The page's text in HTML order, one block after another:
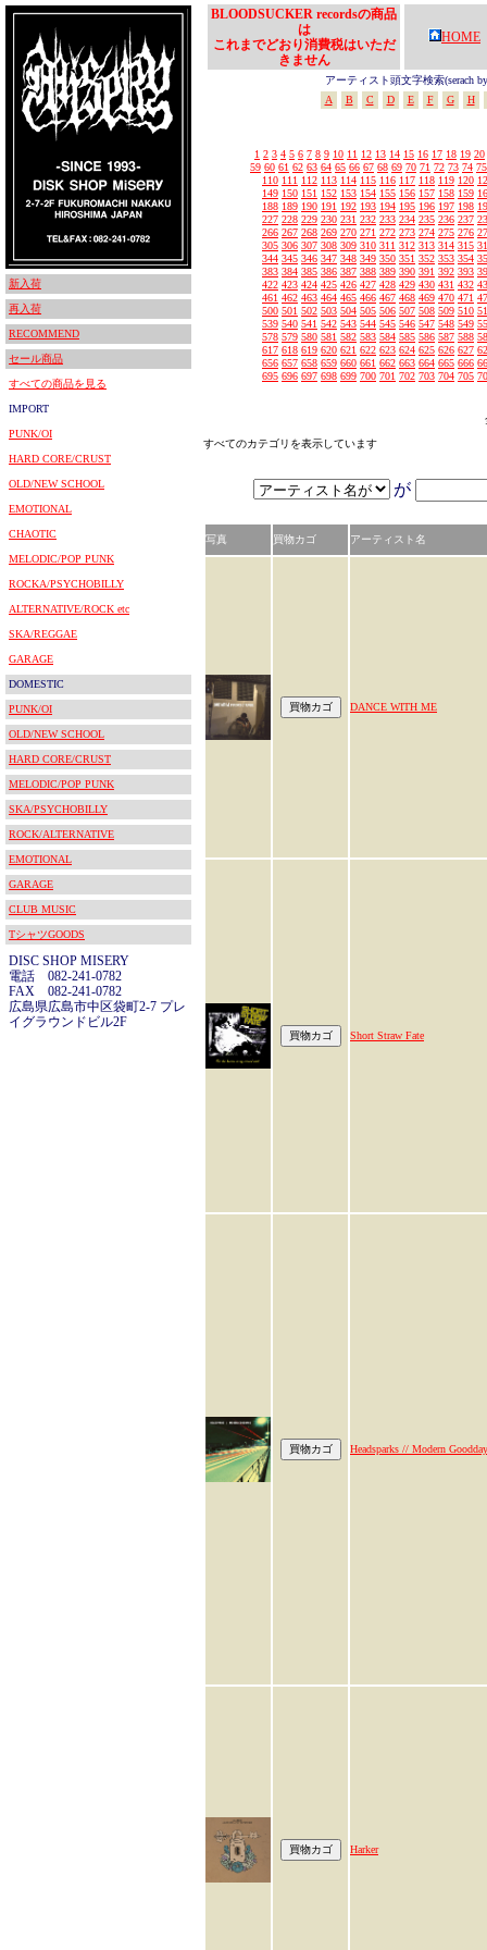
新入荷
再入荷
RECOMMEND
セール商品
すべての商品を見る
IMPORT
PUNK/OI
HARD CORE/CRUST
OLD/NEW SCHOOL
EMOTIONAL
CHAOTIC
MELODIC/POP PUNK
ROCKA/PSYCHOBILLY
ALTERNATIVE/ROCK etc
SKA/REGGAE
GARAGE
DOMESTIC
PUNK/OI
OLD/NEW SCHOOL
HARD CORE/CRUST
MELODIC/POP PUNK
SKA/PSYCHOBILLY
ROCK/ALTERNATIVE
EMOTIONAL
GARAGE
CLUB MUSIC
TシャツGOODS
DISC SHOP MISERY
電話 082-241-0782
FAX 082-241-0782
広島県広島市中区袋町2-7 プレ
イグラウンドビル2F
BLOODSUCKER recordsの商品
は
これまでどおり消費税はいただ
きません
HOME
アーティスト頭文字検索(serach
A
B C D E F G H
1 2 3 4 5 6 7 8 9 10 11 12 13 14 15 16 17 18 19 20
59 60 61 62 63 64 65 66 67 68 69 70 71 72 73 74 75
110 111 112 113 114 115 116 117 118 119 120
149 150 151 152 153 154 155 156 157 158 159
188 189 190 191 192 193 194 195 196 197 198
227 228 229 230 231 232 233 234 235 236 237
266 267 268 269 270 271 272 273 274 275 276
305 306 307 308 309 310 311 312 313 314 315
344 345 346 347 348 349 350 351 352 353 354
383 384 385 386 387 388 389 390 391 392 393
422 423 424 425 426 427 428 429 430 431 432
461 462 463 464 465 466 467 468 469 470 471
500 501 502 503 504 505 506 507 508 509 510
539 540 541 542 543 544 545 546 547 548 549
578 579 580 581 582 583 584 585 586 587 588
617 618 619 620 621 622 623 624 625 626 627
656 657 658 659 660 661 662 663 664 665 666
695 696 697 698 699 700 701 702 703 704 705
すべてのカテゴリを表示しています
が
写真 買物カゴ アーティスト名
DANCE WITH ME
Short Straw Fate
Headsparks // Modern
Harker